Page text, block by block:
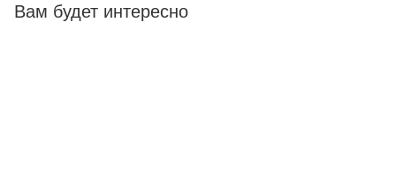
Вам будет интересно